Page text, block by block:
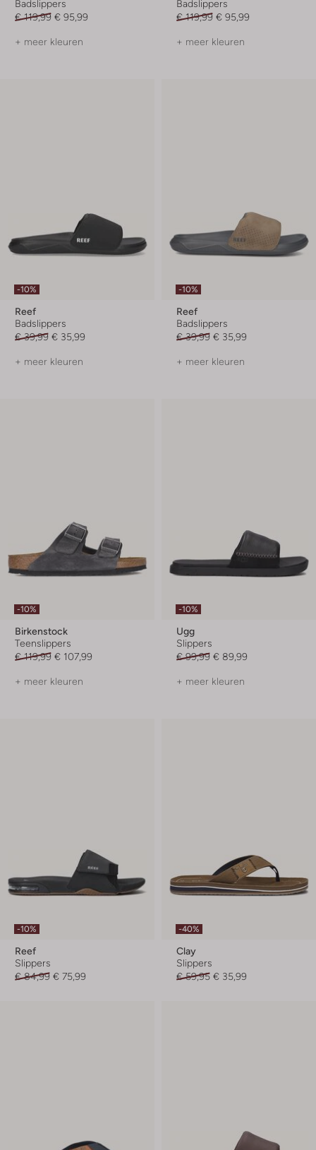
Badslippers
€ 119,99 € 95,99
+ meer kleuren
Badslippers
€ 119,99 € 95,99
+ meer kleuren
-10%
Reef
Badslippers
€ 39,99 € 35,99
+ meer kleuren
-10%
Reef
Badslippers
€ 39,99 € 35,99
+ meer kleuren
-10%
Birkenstock
Teenslippers
€ 119,99 € 107,99
+ meer kleuren
-10%
Ugg
Slippers
€ 99,99 € 89,99
+ meer kleuren
-10%
Reef
Slippers
€ 84,99 € 75,99
-40%
Clay
Slippers
€ 59,95 € 35,99